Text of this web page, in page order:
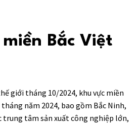
Bắc Việt
giới tháng 10/2024, khu vực miền
năm 2024, bao gồm Bắc Ninh,
trung tâm sản xuất công nghiệp lớn,